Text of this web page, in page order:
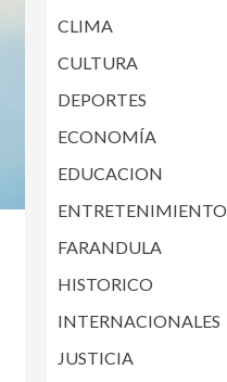
CLIMA
CULTURA
DEPORTES
ECONOMÍA
EDUCACION
ENTRETENIMIENTO
FARANDULA
HISTORICO
INTERNACIONALES
JUSTICIA